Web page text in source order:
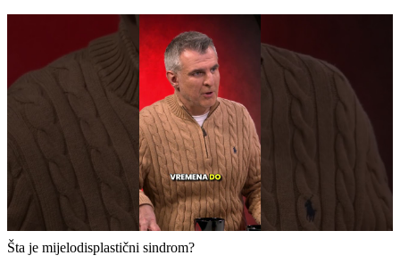
Šta je mijelodisplastični sindrom?